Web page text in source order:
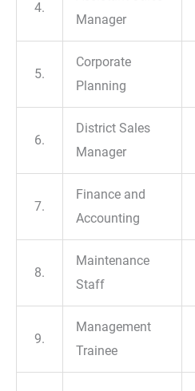
4.
Manager
5.
Corporate
Planning
6.
District Sales
Manager
7.
Finance and
Accounting
8.
Maintenance
Staff
9.
Management
Trainee